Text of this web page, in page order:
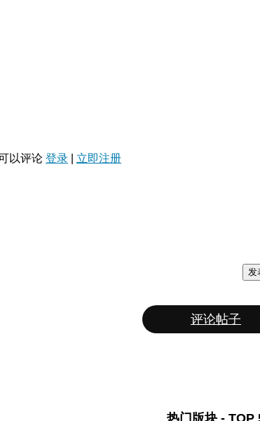
以评论 登录 立即注册
发
评论帖子
热门版块 - TOP